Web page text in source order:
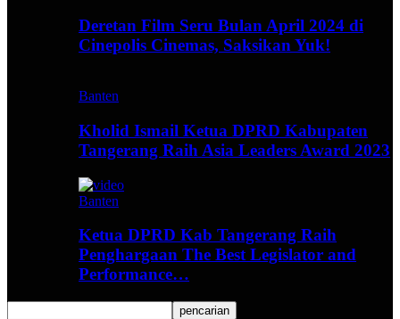
Deretan Film Seru Bulan April 2024 di
Cinepolis Cinemas, Saksikan Yuk!
Banten
Kholid Ismail Ketua DPRD Kabupaten
Tangerang Raih Asia Leaders Award 2023
Banten
Ketua DPRD Kab Tangerang Raih
Penghargaan The Best Legislator and
Performance…